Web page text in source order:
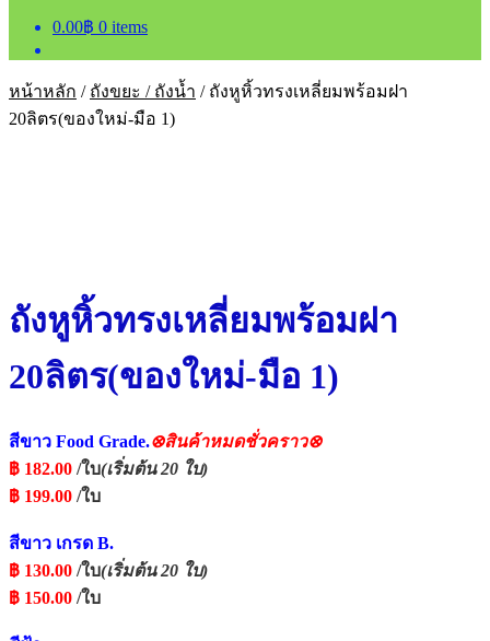
0.00฿ 0 items
หน้าหลัก / ถังขยะ / ถังน้ำ / ถังหูหิ้วทรงเหลี่ยมพร้อมฝา
20ลิตร(ของใหม่-มือ 1)
ถังหูหิ้วทรงเหลี่ยมพร้อมฝา
20ลิตร(ของใหม่-มือ 1)
สีขาว Food Grade.⊗สินค้าหมดชั่วคราว⊗
฿ 182.00 /ใบ(เริ่มต้น 20 ใบ)
฿ 199.00 /ใบ
สีขาว เกรด B.
฿ 130.00 /ใบ(เริ่มต้น 20 ใบ)
฿ 150.00 /ใบ